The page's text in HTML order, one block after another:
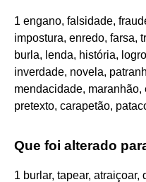
1 engano, falsidade,
impostura, enredo, farsa,
burla, lenda, história,
inverdade, novela,
mendacidade,
pretexto, carapetão,
Que foi alterado
1 burlar, tapear, atraiçoar,